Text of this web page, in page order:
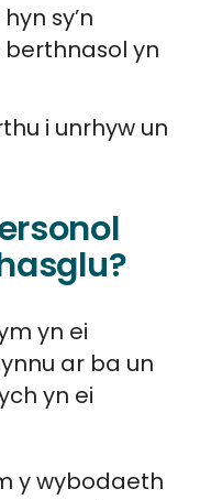
sy’n
yn
i unrhyw un
yn ei
ar ba un
yn ei
y wybodaeth